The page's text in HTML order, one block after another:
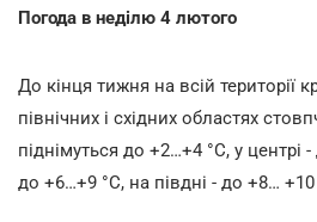
Погода в неділю 4 лютого
До кінця тижня на всій території
північних і східних областях
піднімуться до +2…+4 °С, у центрі
до +6…+9 °С, на півдні - до +8… +10